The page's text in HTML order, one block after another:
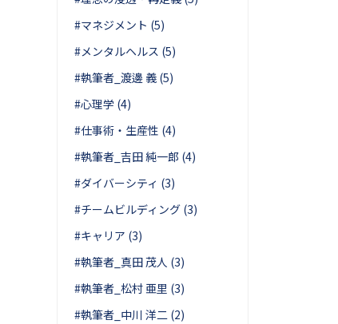
#マネジメント (5)
#メンタルヘルス (5)
#執筆者_渡邊 義 (5)
#心理学 (4)
#仕事術・生産性 (4)
#執筆者_吉田 純一郎 (4)
#ダイバーシティ (3)
#チームビルディング (3)
#キャリア (3)
#執筆者_真田 茂人 (3)
#執筆者_松村 亜里 (3)
#執筆者_中川 洋二 (2)